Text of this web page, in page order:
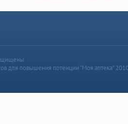
для повышения потенции “Моя аптека”